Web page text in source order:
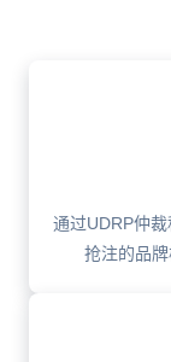
通过UDRP仲
抢注的品